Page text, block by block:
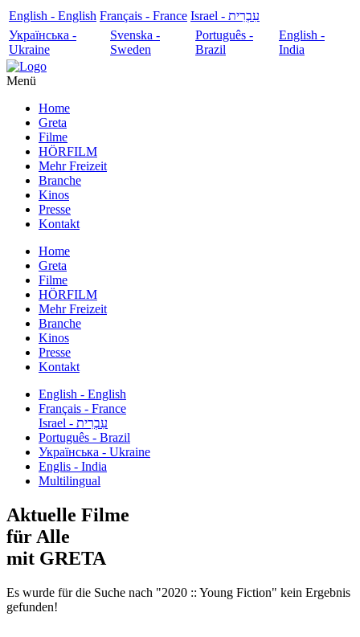
English - English Français - France
עִבְרִית - Israel
Українська -
Ukraine
Svenska -
Sweden
Português -
Brazil
English -
India
Menü
Home
Greta
Filme
HÖRFILM
Mehr Freizeit
Branche
Kinos
Presse
Kontakt
Home
Greta
Filme
HÖRFILM
Mehr Freizeit
Branche
Kinos
Presse
Kontakt
English - English
Français - France
עִבְרִית - Israel
Português - Brazil
Українська - Ukraine
Englis - India
Multilingual
Aktuelle Filme
für Alle
mit GRETA
Es wurde für die Suche nach "2020 :: Young Fiction" kein Ergebnis
gefunden!